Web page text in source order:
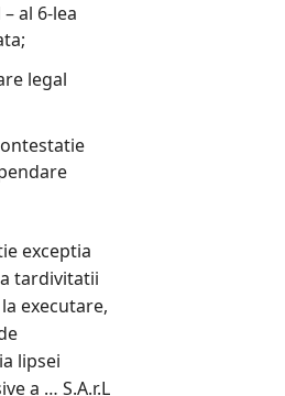
al 6-lea
legal
exceptia
tardivitatii
executare,
lipsei
a … S.A.r.L